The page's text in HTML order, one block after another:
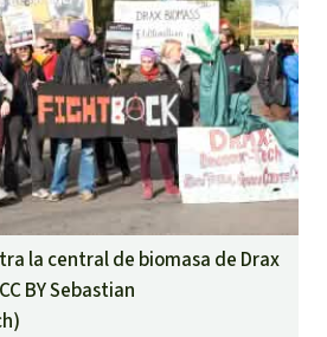
Minería
Agrotoxicos
Aceite de palma
REDD
Indígena
la central de biomasa de Drax
CC BY Sebastian
)